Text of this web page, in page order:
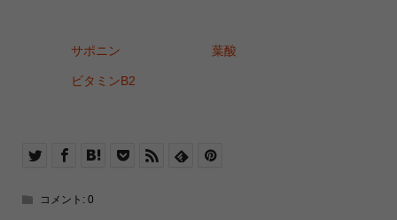
サポニン 葉酸
ビタミンB2
コメント: 0